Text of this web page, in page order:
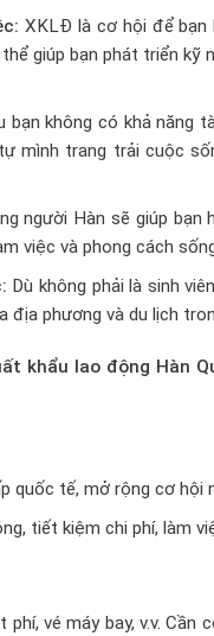
XKLĐ là cơ hội để bạn
giúp bạn phát triển kỹ
bạn không có khả năng
mình trang trải cuộc
người Hàn sẽ giúp bạn
việc và phong cách
Dù không phải là sinh
địa phương và du lịch
khẩu lao động Hàn
quốc tế, mở rộng cơ hội
tiết kiệm chi phí, làm
vé máy bay, v.v.